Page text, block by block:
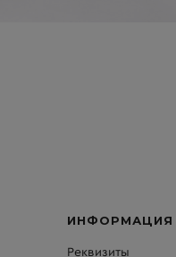
ИНФОРМАЦИЯ
Реквизиты